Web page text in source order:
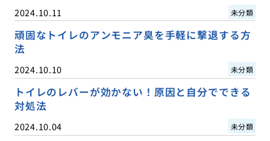
2024.10.11 未分類
頑固なトイレのアンモニア臭を手軽に撃退する方
法
2024.10.10 未分類
トイレのレバーが効かない！原因と自分でできる
対処法
2024.10.04 未分類